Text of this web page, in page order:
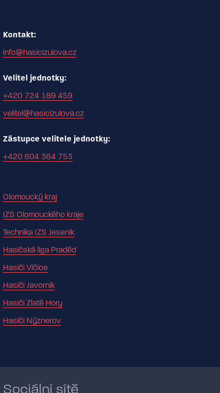
Kontakt:
info@hasicizulova.cz
Velitel jednotky:
+420 724 189 459
velitel@hasicizulova.cz
Zástupce velitele jednotky:
+420 604 364 753
Olomoucký kraj
IZS Olomouckého kraje
Technika IZS Jeseník
Hasičská liga Praděd
Hasiči Vlčice
Hasiči Javorník
Hasiči Zlaté Hory
Hasiči Nýznerov
Sociální sítě